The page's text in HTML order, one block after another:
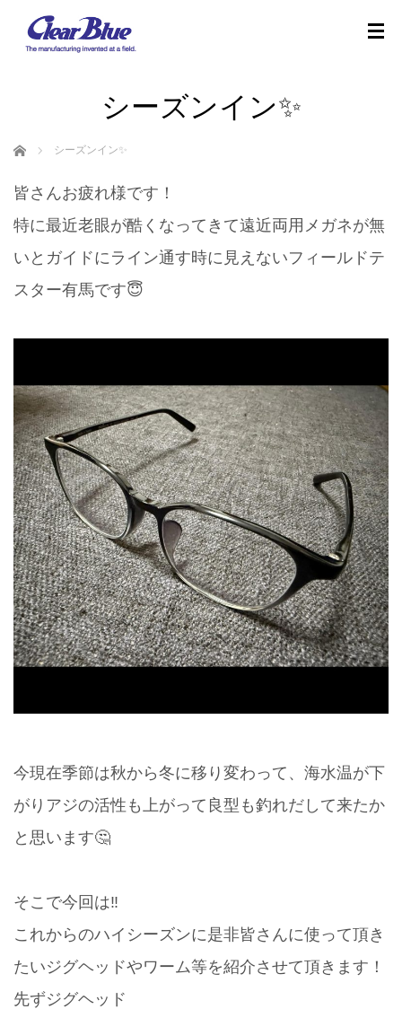
シーズンイン✨
ホーム シーズンイン✨
皆さんお疲れ様です！
特に最近老眼が酷くなってきて遠近両用メガネが無
いとガイドにライン通す時に見えないフィールドテ
スター有馬です😇
今現在季節は秋から冬に移り変わって、海水温が下
がりアジの活性も上がって良型も釣れだして来たか
と思います🤔
そこで今回は‼️
これからのハイシーズンに是非皆さんに使って頂き
たいジグヘッドやワーム等を紹介させて頂きます！
先ずジグヘッド